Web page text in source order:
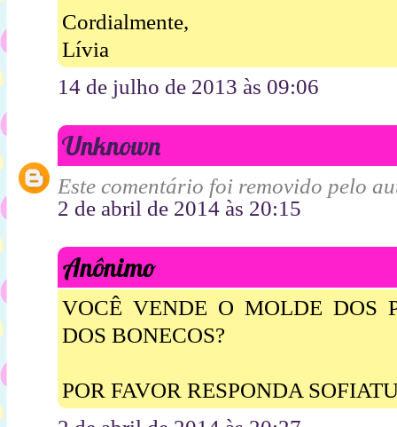
Cordialmente,
Lívia
14 de julho de 2013 às 09:06
Unknown
Este comentário foi removido pelo
2 de abril de 2014 às 20:15
Anônimo
VOCÊ VENDE O MOLDE DOS
DOS BONECOS?
POR FAVOR RESPONDA